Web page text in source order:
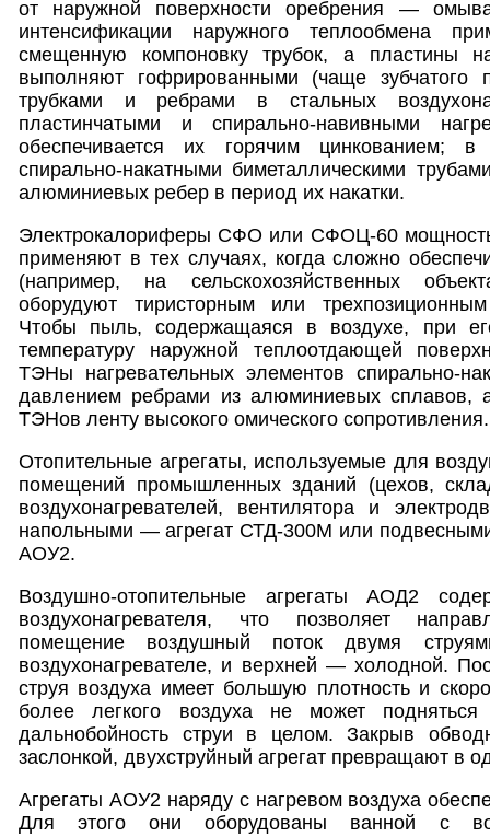
от наружной поверхности оребрения —
интенсификации наружного теплообмена
смещенную компоновку трубок, а пластины
выполняют гофрированными (чаще зубчатого
трубками и ребрами в стальных
пластинчатыми и спирально-навивными
обеспечивается их горячим цинкованием; в
спирально-накатными биметаллическими
алюминиевых ребер в период их накатки.
Электрокалориферы СФО или СФОЦ-60
применяют в тех случаях, когда сложно
(например, на сельскохозяйственных
оборудуют тиристорным или
Чтобы пыль, содержащаяся в воздухе, при
температуру наружной теплоотдающей
ТЭНы нагревательных элементов спирально-
давлением ребрами из алюминиевых сплавов,
ТЭНов ленту высокого омического сопротивления.
Отопительные агрегаты, используемые для
помещений промышленных зданий (цехов,
воздухонагревателей, вентилятора и
напольными — агрегат СТД-300М или
АОУ2.
Воздушно-отопительные агрегаты АОД2
воздухонагревателя, что позволяет
помещение воздушный поток двумя
воздухонагревателе, и верхней — холодной.
струя воздуха имеет большую плотность и
более легкого воздуха не может подняться
дальнобойность струи в целом. Закрыв
заслонкой, двухструйный агрегат превращают в
Агрегаты АОУ2 наряду с нагревом воздуха
Для этого они оборудованы ванной с